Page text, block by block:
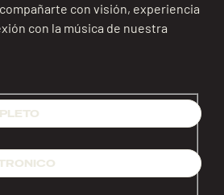
con visión, experiencia
con la música de nuestra